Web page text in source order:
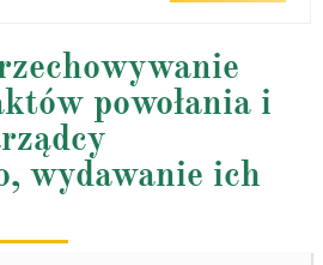
powołania i
wydawanie ich